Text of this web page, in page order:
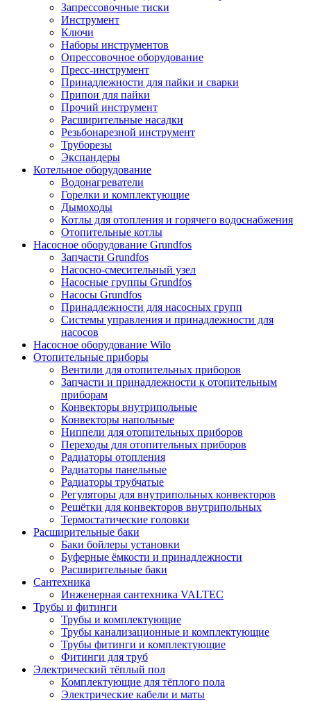
Запрессовочные тиски
Инструмент
Ключи
Наборы инструментов
Опрессовочное оборудование
Пресс-инструмент
Принадлежности для пайки и сварки
Припои для пайки
Прочий инструмент
Расширительные насадки
Резьбонарезной инструмент
Труборезы
Экспандеры
Котельное оборудование
Водонагреватели
Горелки и комплектующие
Дымоходы
Котлы для отопления и горячего водоснабжения
Отопительные котлы
Насосное оборудование Grundfos
Запчасти Grundfos
Насосно-смесительный узел
Насосные группы Grundfos
Насосы Grundfos
Принадлежности для насосных групп
Системы управления и принадлежности для
насосов
Насосное оборудование Wilo
Отопительные приборы
Вентили для отопительных приборов
Запчасти и принадлежности к отопительным
приборам
Конвекторы внутрипольные
Конвекторы напольные
Ниппели для отопительных приборов
Переходы для отопительных приборов
Радиаторы отопления
Радиаторы панельные
Радиаторы трубчатые
Регуляторы для внутрипольных конвекторов
Решётки для конвекторов внутрипольных
Термостатические головки
Расширительные баки
Баки бойлеры установки
Буферные ёмкости и принадлежности
Расширительные баки
Сантехника
Инженерная сантехника VALTEC
Трубы и фитинги
Трубы и комплектующие
Трубы канализационные и комплектующие
Трубы фитинги и комплектующие
Фитинги для труб
Электрический тёплый пол
Комплектующие для тёплого пола
Электрические кабели и маты